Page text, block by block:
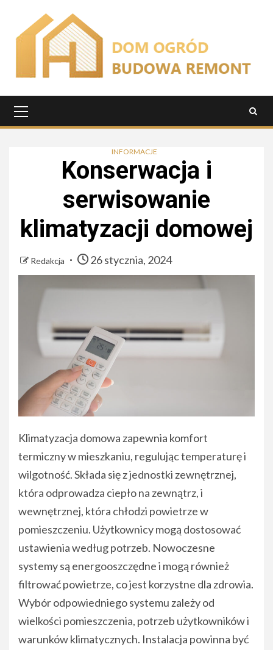
treści
główne
INFORMACJE
Konserwacja i
serwisowanie
klimatyzacji domowej
Redakcja 26 stycznia, 2024
Klimatyzacja domowa zapewnia komfort
termiczny w mieszkaniu, regulując temperaturę i
wilgotność. Składa się z jednostki zewnętrznej,
która odprowadza ciepło na zewnątrz, i
wewnętrznej, która chłodzi powietrze w
pomieszczeniu. Użytkownicy mogą dostosować
ustawienia według potrzeb. Nowoczesne
systemy są energooszczędne i mogą również
filtrować powietrze, co jest korzystne dla zdrowia.
Wybór odpowiedniego systemu zależy od
wielkości pomieszczenia, potrzeb użytkowników i
warunków klimatycznych. Instalacja powinna być